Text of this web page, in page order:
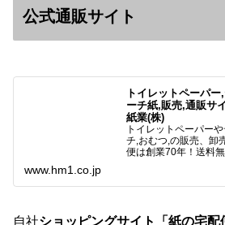
公式通販サイト
トイレットペーパ
ーチ紙,販売,通販サ
紙業(株)
トイレットペーパー
チ,おむつ,の販売、卸
便は創業70年！送料
様と歩んでまいりま…
www.hm1.co.jp
自社ショッピングサイト「紙の宅配